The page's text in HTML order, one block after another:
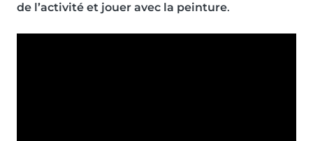
de l’activité et jouer avec la peinture.